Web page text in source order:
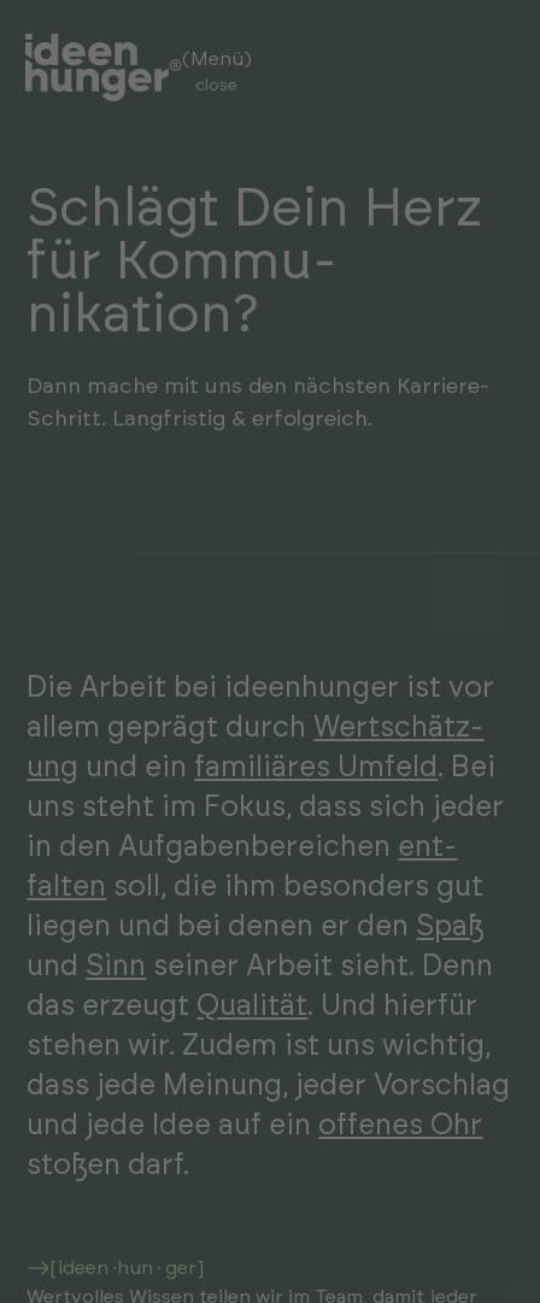
(Menü)
close
open
Schlägt Dein Herz
für Kommu­
nikation?
Dann mache mit uns den nächsten Karriere-
Schritt. Lang­fristig & erfol­greich.
Die Arbeit bei ideen­hunger ist vor
allem geprägt durch Wert­schätz­
ung und ein familiäres Umfeld . Bei
uns steht im Fokus, dass sich jeder
in den Auf­gaben­bereichen ent­
falten soll, die ihm besonders gut
liegen und bei denen er den Spaß
und Sinn seiner Arbeit sieht. Denn
das erzeugt Qualität. Und hierfür
stehen wir. Zudem ist uns wichtig,
dass jede Meinung, jeder Vorschlag
und jede Idee auf ein offenes Ohr
stoßen darf.
[ideen ·hun · ger]
Wert­volles Wissen teilen wir im Team, damit jeder